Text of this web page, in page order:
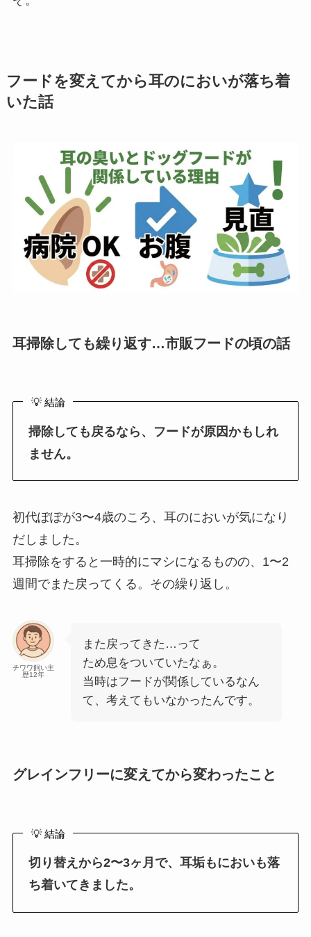
フードを変えてから耳のにおいが落ち着
いた話
耳掃除しても繰り返す…市販フードの頃の話
💡 結論
掃除しても戻るなら、フードが原因かもしれ
ません。
初代ぽぽが3〜4歳のころ、耳のにおいが気になり
だしました。
耳掃除をすると一時的にマシになるものの、1〜2
週間でまた戻ってくる。その繰り返し。
チワワ飼い主
歴12年
また戻ってきた…って
ため息をついていたなぁ。
当時はフードが関係しているなん
て、考えてもいなかったんです。
グレインフリーに変えてから変わったこと
💡 結論
切り替えから2〜3ヶ月で、耳垢もにおいも落
ち着いてきました。